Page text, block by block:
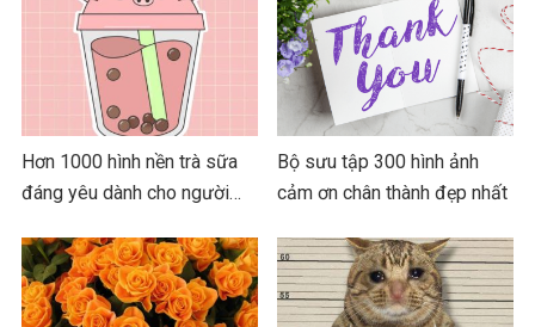
Hơn 1000 hình nền trà sữa
đáng yêu dành cho người…
Bộ sưu tập 300 hình ảnh
cảm ơn chân thành đẹp nhất